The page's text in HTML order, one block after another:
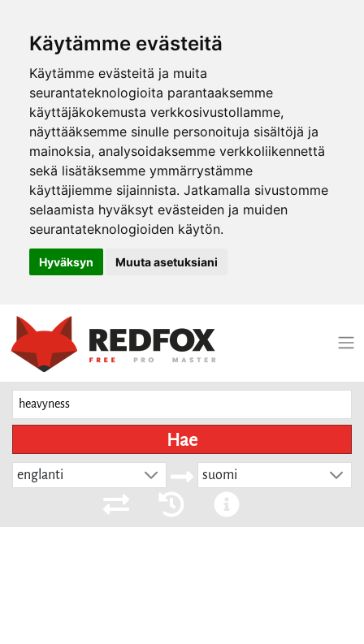
Käytämme evästeitä
Käytämme evästeitä ja muita
seurantateknologioita parantaaksemme
käyttäjäkokemusta verkkosivustollamme,
näyttääksemme sinulle personoituja sisältöjä ja
mainoksia, analysoidaksemme verkkoliikennettä
sekä lisätäksemme ymmärrystämme
käyttäjiemme sijainnista. Jatkamalla sivustomme
selaamista hyväksyt evästeiden ja muiden
seurantateknologioiden käytön.
Hyväksyn Muuta asetuksiani
Hae
englanti suomi